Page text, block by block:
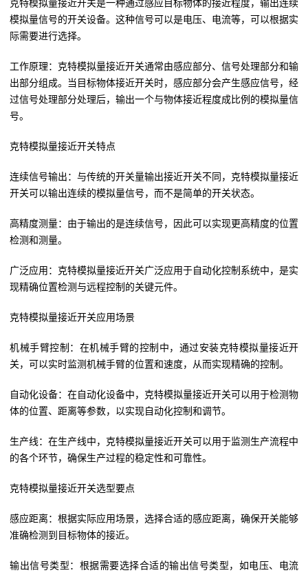
克特模拟量接近开关是一种通过感应目标物体的接近程度，输出连续
模拟量信号的开关设备。这种信号可以是电压、电流等，可以根据实
际需要进行选择。
工作原理：克特模拟量接近开关通常由感应部分、信号处理部分和输
出部分组成。当目标物体接近开关时，感应部分会产生感应信号，经
过信号处理部分处理后，输出一个与物体接近程度成比例的模拟量信
号。
克特模拟量接近开关特点
连续信号输出：与传统的开关量输出接近开关不同，克特模拟量接近
开关可以输出连续的模拟量信号，而不是简单的开关状态。
高精度测量：由于输出的是连续信号，因此可以实现更高精度的位置
检测和测量。
广泛应用：克特模拟量接近开关广泛应用于自动化控制系统中，是实
现精确位置检测与远程控制的关键元件。
克特模拟量接近开关应用场景
机械手臂控制：在机械手臂的控制中，通过安装克特模拟量接近开
关，可以实时监测机械手臂的位置和速度，从而实现精确的控制。
自动化设备：在自动化设备中，克特模拟量接近开关可以用于检测物
体的位置、距离等参数，以实现自动化控制和调节。
生产线：在生产线中，克特模拟量接近开关可以用于监测生产流程中
的各个环节，确保生产过程的稳定性和可靠性。
克特模拟量接近开关选型要点
感应距离：根据实际应用场景，选择合适的感应距离，确保开关能够
准确检测到目标物体的接近。
输出信号类型：根据需要选择合适的输出信号类型，如电压、电流